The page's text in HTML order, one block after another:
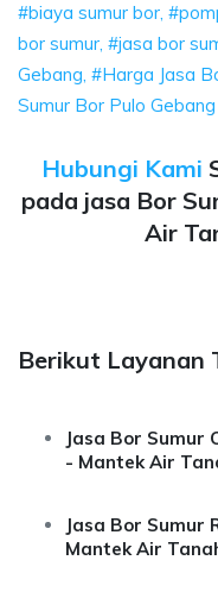
#biaya sumur bor,
bor sumur, #jasa bor
Gebang, #Harga Jasa
Sumur Bor Pulo Gebang
Hubungi Kami
pada jasa Bor
Air
Berikut Layanan
Jasa Bor Sumur
- Mantek Air
Jasa Bor Sumur
Mantek Air